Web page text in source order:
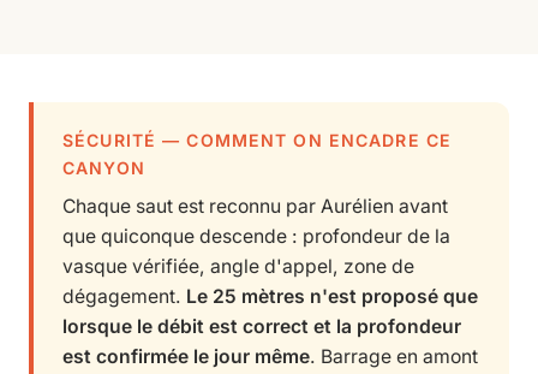
SÉCURITÉ — COMMENT ON ENCADRE CE
CANYON
Chaque saut est reconnu par Aurélien avant
que quiconque descende : profondeur de la
vasque vérifiée, angle d'appel, zone de
dégagement. Le 25 mètres n'est proposé que
lorsque le débit est correct et la profondeur
est confirmée le jour même. Barrage en amont